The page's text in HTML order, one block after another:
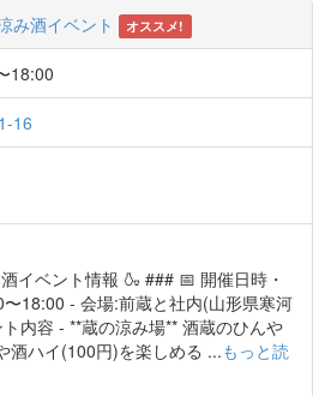
み酒イベント オススメ!
18:00
16
イベント情報 🍶 ### 📅 開催日時・
18:00 - 会場:前蔵と社内(山形県寒河
内容 - **蔵の涼み場** 酒蔵のひんや
酒ハイ(100円)を楽しめる ...もっと読